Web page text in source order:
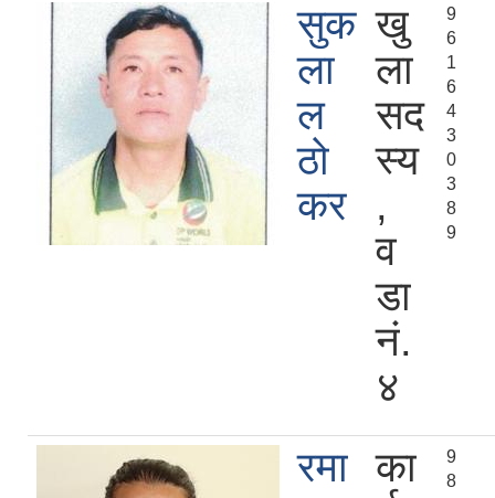
सुक
ला
ल
ठो
कर
खु
ला
सद
स्य
,
व
डा
नं.
४
9
6
1
6
4
3
0
3
8
9
रमा का
9
8